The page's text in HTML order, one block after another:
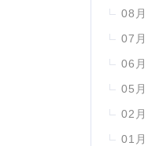
08月
07月
06月
05月
02月
01月